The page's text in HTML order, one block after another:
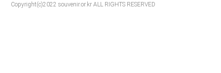
Copyright(c)2022 souvenir.or.kr ALL RIGHTS RESERVED